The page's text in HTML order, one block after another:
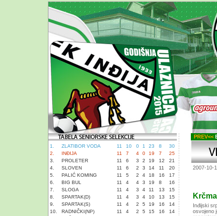
1. ZLATIBOR VODA 11 10 0 1 23 8
30
2.
INĐIJA 11 7 4 0 19 7
25
3.
PROLETER 11 6 3 2 19 12
21
4.
SLOVEN 11 6 2 3 14 11
20
5.
PALIĆ KOMING 11 5 2 4 18 16
17
6.
BIG BUL 11 4 4 3 19 8
16
7.
SLOGA 11 4 3 4 11 13
15
8.
SPARTAK(D) 11 4 3 4 10 13
15
9.
SPARTAK(S) 11 4 2 5 19 16
14
10.
RADNIČKI(NP) 11 4 2 5 15 16
14
PREV<<
2007-10-
Inđijski
osvojeno